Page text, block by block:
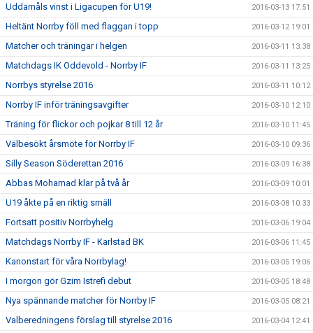
Uddamåls vinst i Ligacupen för U19! 2016-03-13 17:51
Heltänt Norrby föll med flaggan i topp 2016-03-12 19:01
Matcher och träningar i helgen 2016-03-11 13:38
Matchdags IK Oddevold - Norrby IF 2016-03-11 13:25
Norrbys styrelse 2016 2016-03-11 10:12
Norrby IF inför träningsavgifter 2016-03-10 12:10
Träning för flickor och pojkar 8 till 12 år 2016-03-10 11:45
Välbesökt årsmöte för Norrby IF 2016-03-10 09:36
Silly Season Söderettan 2016 2016-03-09 16:38
Abbas Mohamad klar på två år 2016-03-09 10:01
U19 åkte på en riktig smäll 2016-03-08 10:33
Fortsatt positiv Norrbyhelg 2016-03-06 19:04
Matchdags Norrby IF - Karlstad BK 2016-03-06 11:45
Kanonstart för våra Norrbylag! 2016-03-05 19:06
I morgon gör Gzim Istrefi debut 2016-03-05 18:48
Nya spännande matcher för Norrby IF 2016-03-05 08:21
Valberedningens förslag till styrelse 2016 2016-03-04 12:41